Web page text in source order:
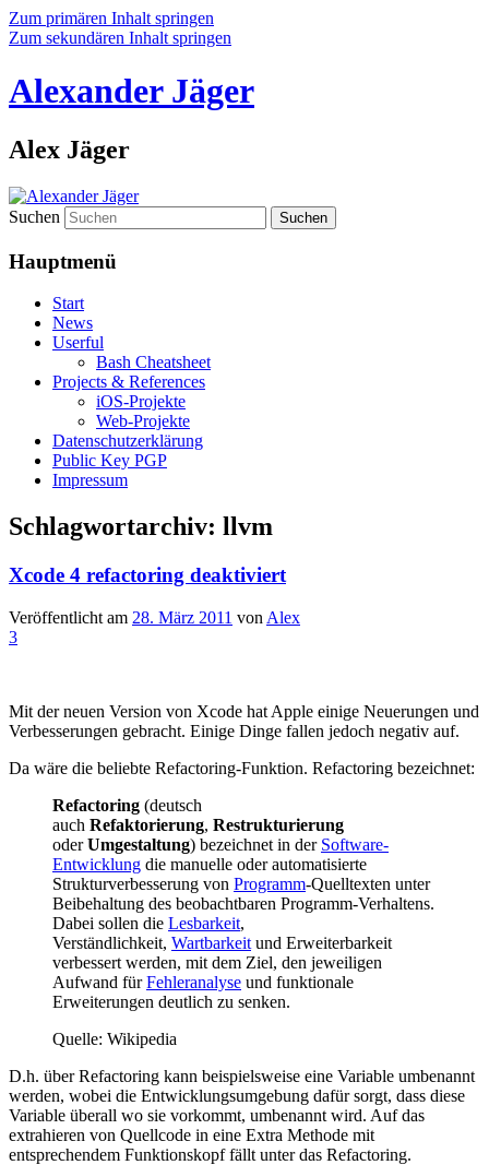
Zum primären Inhalt springen
Zum sekundären Inhalt springen
Alexander Jäger
Alex Jäger
Suchen
Hauptmenü
Start
News
Userful
Bash Cheatsheet
Projects & References
iOS-Projekte
Web-Projekte
Datenschutzerklärung
Public Key PGP
Impressum
Schlagwortarchiv: llvm
Xcode 4 refactoring deaktiviert
Veröffentlicht am 28. März 2011 von Alex
3
Mit der neuen Version von Xcode hat Apple einige Neuerungen und
Verbesserungen gebracht. Einige Dinge fallen jedoch negativ auf.
Da wäre die beliebte Refactoring-Funktion. Refactoring bezeichnet:
Refactoring (deutsch
auch Refaktorierung, Restrukturierung
oderUmgestaltung) bezeichnet in der Software-
Entwicklung die manuelle oder automatisierte
Strukturverbesserung von Programm-Quelltexten unter
Beibehaltung des beobachtbaren Programm-Verhaltens.
Dabei sollen die Lesbarkeit,
Verständlichkeit, Wartbarkeit und Erweiterbarkeit
verbessert werden, mit dem Ziel, den jeweiligen
Aufwand fürFehleranalyse und funktionale
Erweiterungen deutlich zu senken.
Quelle: Wikipedia
D.h. über Refactoring kann beispielsweise eine Variable umbenannt
werden, wobei die Entwicklungsumgebung dafür sorgt, dass diese
Variable überall wo sie vorkommt, umbenannt wird. Auf das
extrahieren von Quellcode in eine Extra Methode mit
entsprechendem Funktionskopf fällt unter das Refactoring.